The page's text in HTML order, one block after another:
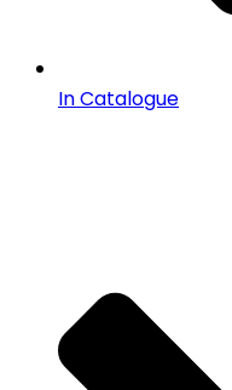
In Catalogue